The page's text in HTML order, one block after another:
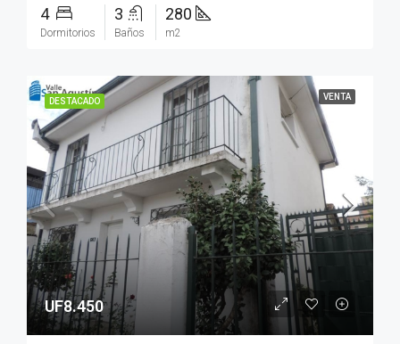
4
Dormitorios
3
Baños
280
m2
DESTACADO VENTA
UF8.450